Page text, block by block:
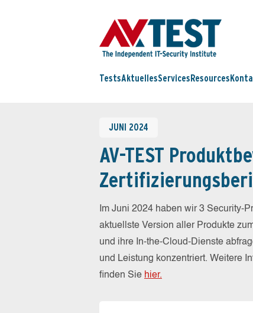
TestsAktuellesServices Resources
JUNI 2024
AV-TEST
Im Juni 2024 haben wir 3 Security-
aktuellste Version aller Produkte
und ihre In-the-Cloud-Dienste
und Leistung konzentriert. Weitere
finden Sie hier.